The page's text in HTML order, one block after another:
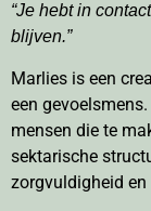
“Je hebt in
blijven.”
Marlies is een
een
mensen die te
sektarische
zorgvuldigheid